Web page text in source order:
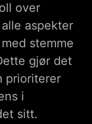
over
aspekter
stemme
gjør det
prioriterer
i
sitt.